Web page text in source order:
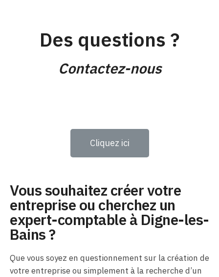
Des questions ?
Contactez-nous
Cliquez ici
Vous souhaitez créer votre
entreprise ou cherchez un
expert-comptable à Digne-les-
Bains ?
Que vous soyez en questionnement sur la création de
votre entreprise ou simplement à la recherche d’un